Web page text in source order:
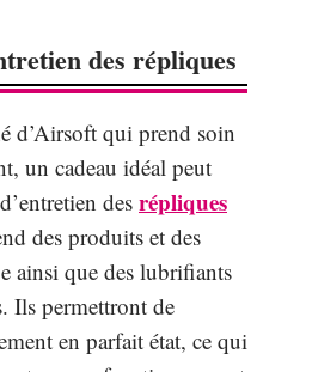
des répliques
d’Airsoft qui prend soin
un cadeau idéal peut
des répliques
des produits et des
ainsi que des lubrifiants
Ils permettront de
en parfait état, ce qui